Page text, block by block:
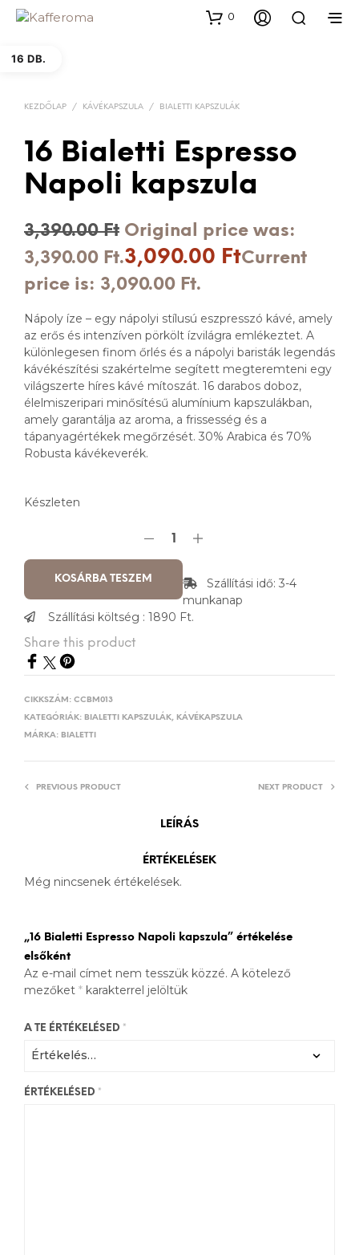
0
16 DB.
KEZDŐLAP / KÁVÉKAPSZULA / BIALETTI KAPSZULÁK
16 Bialetti Espresso
Napoli kapszula
3,390.00Ft Original price was:
3,390.00 Ft.3,090.00 FtCurrent
price is: 3,090.00 Ft.
Nápoly íze – egy nápolyi stílusú eszpresszó kávé, amely
az erős és intenzíven pörkölt ízvilágra emlékeztet. A
különlegesen finom őrlés és a nápolyi baristák legendás
kávékészítési szakértelme segített megteremteni egy
világszerte híres kávé mítoszát. 16 darabos doboz,
élelmiszeripari minősítésű alumínium kapszulákban,
amely garantálja az aroma, a frissesség és a
tápanyagértékek megőrzését. 30% Arabica és 70%
Robusta kávékeverék.
Készleten
KOSÁRBA TESZEM
Szállítási idő: 3-4
munkanap
Szállítási költség : 1890 Ft.
Share this product
CIKKSZÁM: CCBM013
KATEGÓRIÁK: BIALETTI KAPSZULÁK, KÁVÉKAPSZULA
MÁRKA: BIALETTI
PREVIOUS PRODUCT NEXT PRODUCT
LEÍRÁS
ÉRTÉKELÉSEK
Még nincsenek értékelések.
„16 Bialetti Espresso Napoli kapszula” értékelése
elsőként
Az e-mail címet nem tesszük közzé. A kötelező
mezőket * karakterrel jelöltük
A TE ÉRTÉKELÉSED *
ÉRTÉKELÉSED *